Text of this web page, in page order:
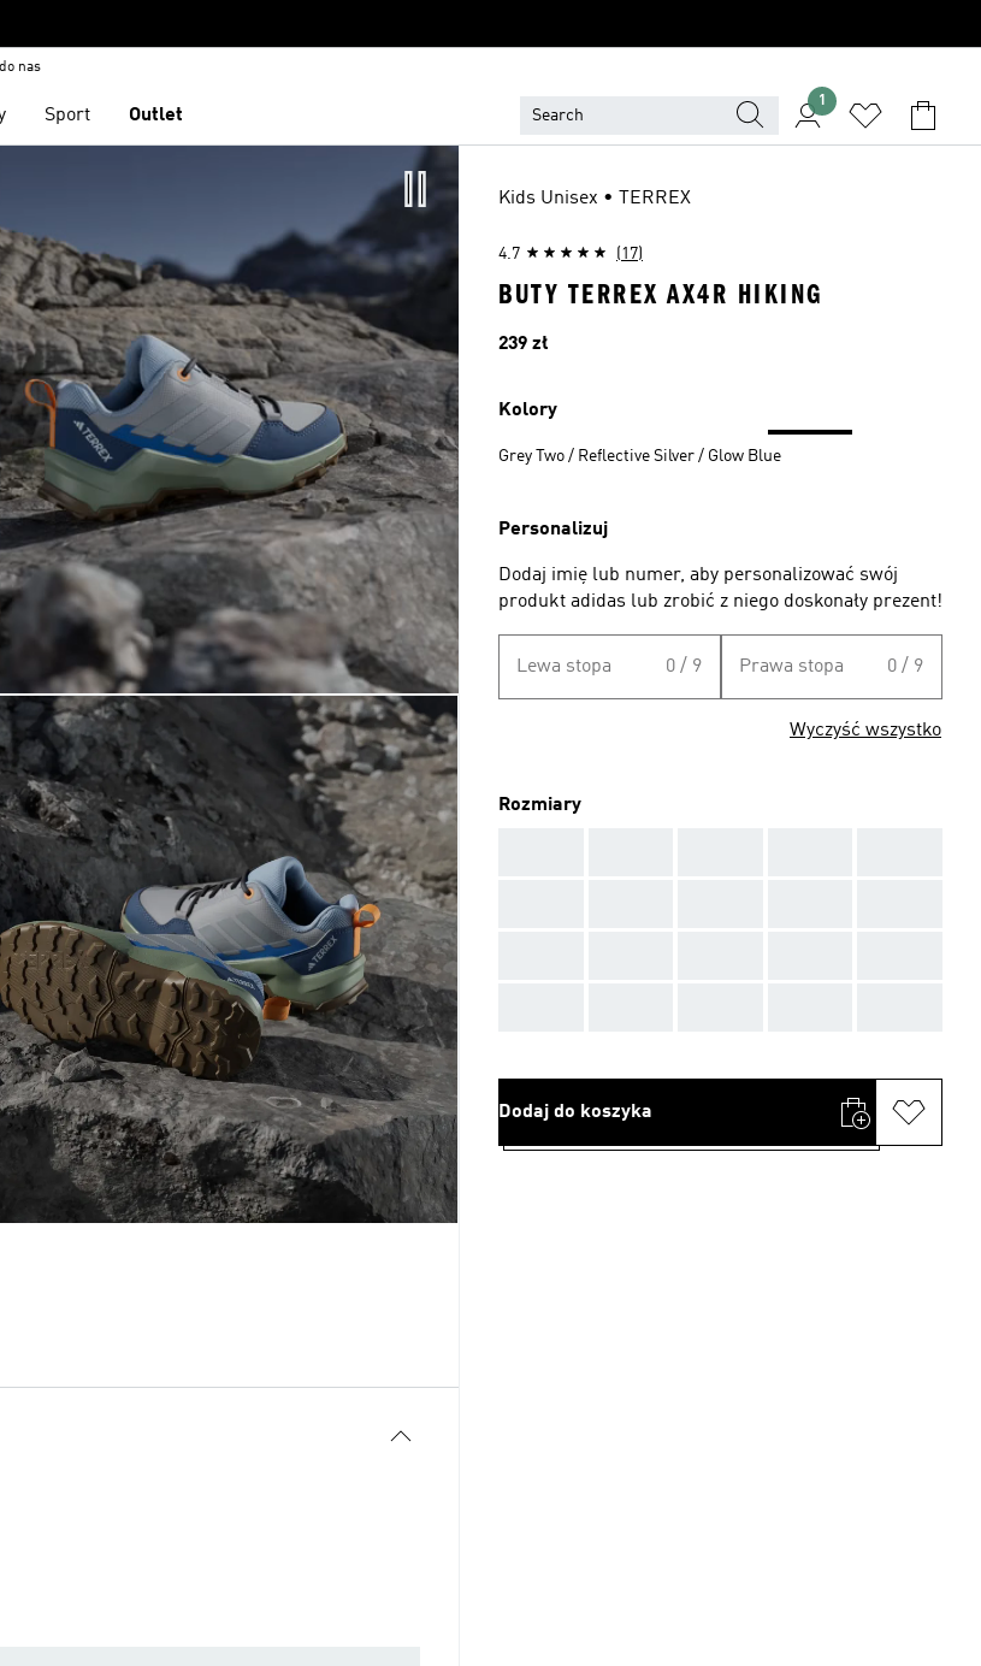
nas
Sport Outlet
1
Kids Unisex • TERREX
4.7 (17)
BUTY TERREX AX4R HIKING
Cena
239 zł
Kolory
Grey Two / Reflective Silver / Glow Blue
Personalizuj
Dodaj imię lub numer, aby personalizować swój
produkt adidas lub zrobić z niego doskonały prezent!
Lewa stopa 0 / 9 Prawa stopa 0 / 9
Wyczyść wszystko
Rozmiary
Dodaj do koszyka